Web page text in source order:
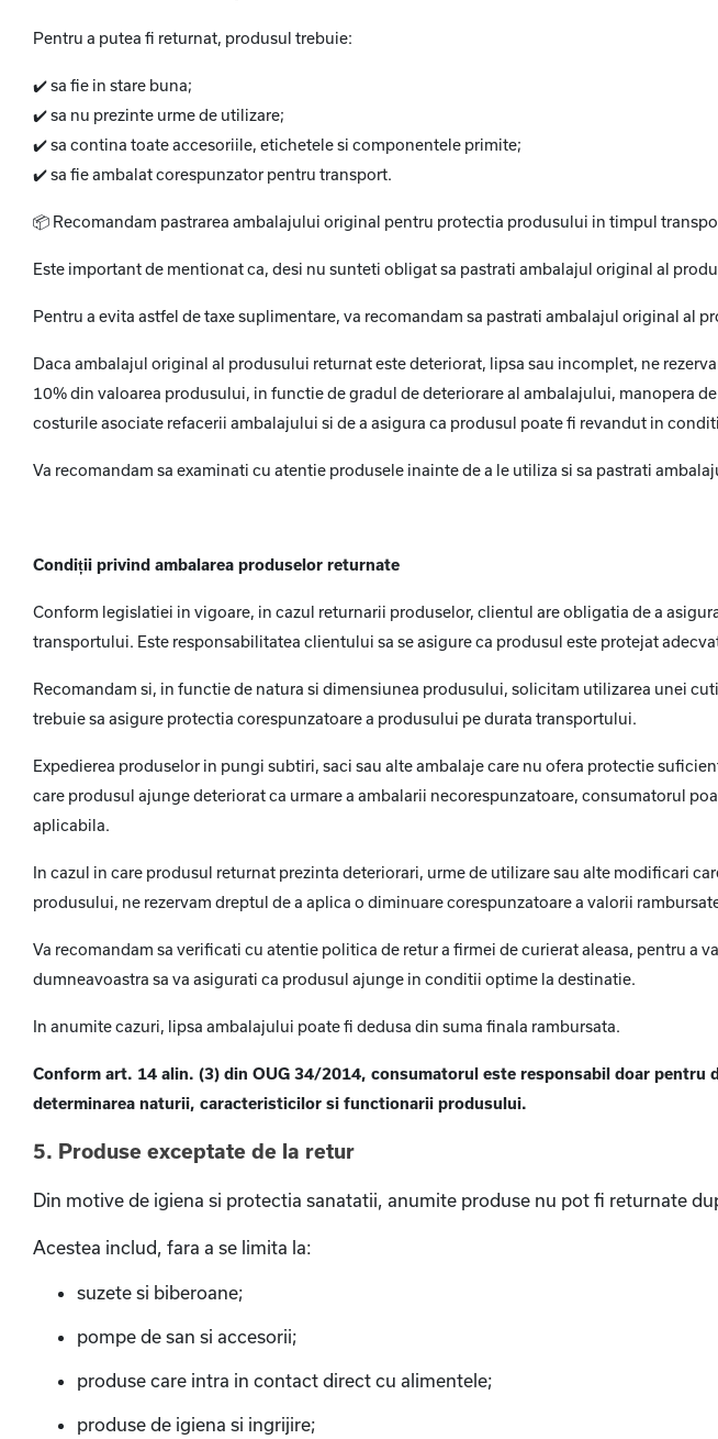
Pentru a putea fi returnat, produsul trebuie:
✔️sa fie in stare buna;
✔️sa nu prezinte urme de utilizare;
✔️sa contina toate accesoriile, etichetele si componentele primite;
✔️sa fie ambalat corespunzator pentru transport.
📦 Recomandam pastrarea ambalajului original pentru protectia produsului in timpul
Este important de mentionat ca, desi nu sunteti obligat sa pastrati ambalajul original al
Pentru a evita astfel de taxe suplimentare, va recomandam sa pastrati ambalajul original al
Daca ambalajul original al produsului returnat este deteriorat, lipsa sau incomplet, ne
10% din valoarea produsului, in functie de gradul de deteriorare al ambalajului, manopera
costurile asociate refacerii ambalajului si de a asigura ca produsul poate fi revandut in
Va recomandam sa examinati cu atentie produsele inainte de a le utiliza si sa pastrati
Condiții privind ambalarea produselor returnate
Conform legislatiei in vigoare, in cazul returnarii produselor, clientul are obligatia de a
transportului. Este responsabilitatea clientului sa se asigure ca produsul este protejat
Recomandam si, in functie de natura si dimensiunea produsului, solicitam utilizarea unei
trebuie sa asigure protectia corespunzatoare a produsului pe durata transportului.
Expedierea produselor in pungi subtiri, saci sau alte ambalaje care nu ofera protectie
care produsul ajunge deteriorat ca urmare a ambalarii necorespunzatoare, consumatorul
aplicabila.
In cazul in care produsul returnat prezinta deteriorari, urme de utilizare sau alte modificari
produsului, ne rezervam dreptul de a aplica o diminuare corespunzatoare a valorii
Va recomandam sa verificati cu atentie politica de retur a firmei de curierat aleasa, pentru
dumneavoastra sa va asigurati ca produsul ajunge in conditii optime la destinatie.
In anumite cazuri, lipsa ambalajului poate fi dedusa din suma finala rambursata.
Conform art. 14 alin. (3) din OUG 34/2014, consumatorul este responsabil doar
determinarea naturii, caracteristicilor si functionarii produsului.
5. Produse exceptate de la retur
Din motive de igiena si protectia sanatatii, anumite produse nu pot fi returnate
Acestea includ, fara a se limita la:
suzete si biberoane;
pompe de san si accesorii;
produse care intra in contact direct cu alimentele;
produse de igiena si ingrijire;